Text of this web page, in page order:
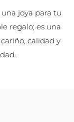
joya para tu
regalo; es una
calidad y